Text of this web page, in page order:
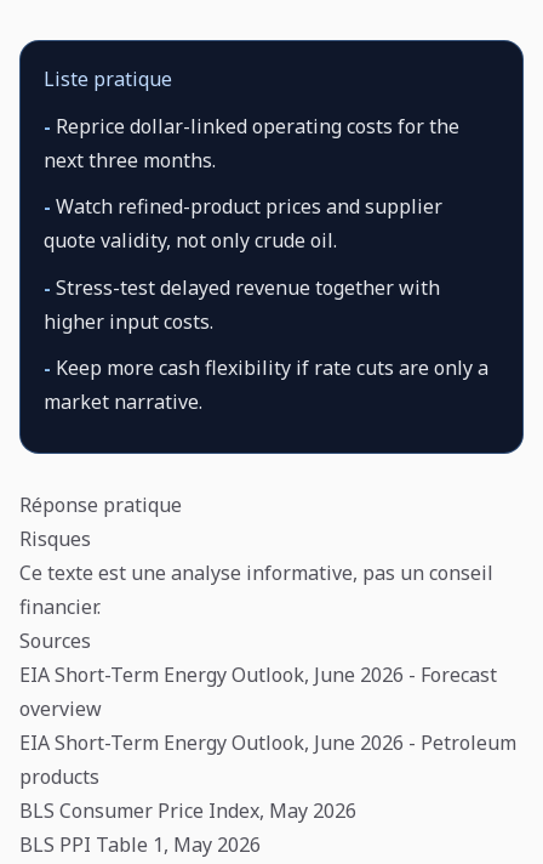
Liste pratique
- Reprice dollar-linked operating costs for the
next three months.
- Watch refined-product prices and supplier
quote validity, not only crude oil.
- Stress-test delayed revenue together with
higher input costs.
- Keep more cash flexibility if rate cuts are only a
market narrative.
Réponse pratique
Risques
Ce texte est une analyse informative, pas un conseil
financier.
Sources
EIA Short-Term Energy Outlook, June 2026 - Forecast
overview
EIA Short-Term Energy Outlook, June 2026 - Petroleum
products
BLS Consumer Price Index, May 2026
BLS PPI Table 1, May 2026